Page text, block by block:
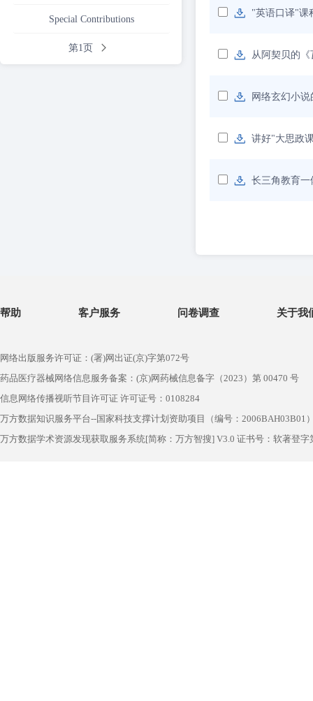
Special Contributions
第1页
"英语口译"课
从阿契贝的
网络玄幻小
讲好"大思政
长三角教育
帮助 客户服务 问卷调查 关于我
网络出版服务许可证：(署)网出证(京)字第072号
药品医疗器械网络信息服务备案：(京)网药械信息备字（2023）第 00470 号
信息网络传播视听节目许可证 许可证号：0108284
万方数据知识服务平台--国家科技支撑计划资助项目（编号：2006BAH03B01
万方数据学术资源发现获取服务系统[简称：万方智搜] V3.0 证书号：软著登字